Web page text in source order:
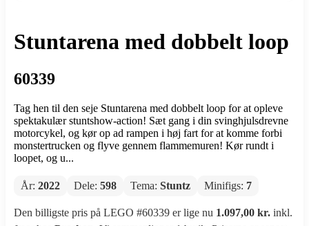
Stuntarena med dobbelt loop
60339
Tag hen til den seje Stuntarena med dobbelt loop for at opleve
spektakulær stuntshow-action! Sæt gang i din svinghjulsdrevne
motorcykel, og kør op ad rampen i høj fart for at komme forbi
monstertrucken og flyve gennem flammemuren! Kør rundt i
loopet, og u...
År: 2022 Dele: 598 Tema: Stuntz Minifigs: 7
Den billigste pris på LEGO #60339 er lige nu 1.097,00 kr. inkl.